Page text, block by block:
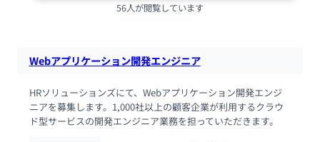
56人が閲覧しています
Webアプリケーション開発エンジニア
HRソリューションズにて、Webアプリケーション開発エンジ
ニアを募集します。1,000社以上の顧客企業が利用するクラウ
ド型サービスの開発エンジニア業務を担っていただきます。